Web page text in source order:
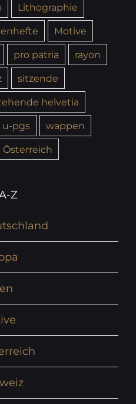
Lithographie
Motive
pro patria
rayon
sitzende
helvetia
u-pgs
wappen
Österreich
Z